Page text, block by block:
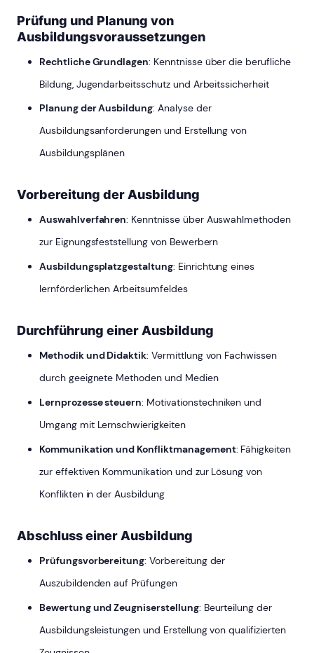
Prüfung und Planung von
Ausbildungsvoraussetzungen
Rechtliche Grundlagen: Kenntnisse über die berufliche
Bildung, Jugendarbeitsschutz und Arbeitssicherheit
Planung der Ausbildung: Analyse der
Ausbildungsanforderungen und Erstellung von
Ausbildungsplänen
Vorbereitung der Ausbildung
Auswahlverfahren: Kenntnisse über Auswahlmethoden
zur Eignungsfeststellung von Bewerbern
Ausbildungsplatzgestaltung: Einrichtung eines
lernförderlichen Arbeitsumfeldes
Durchführung einer Ausbildung
Methodik und Didaktik: Vermittlung von Fachwissen
durch geeignete Methoden und Medien
Lernprozesse steuern: Motivationstechniken und
Umgang mit Lernschwierigkeiten
Kommunikation und Konfliktmanagement: Fähigkeiten
zur effektiven Kommunikation und zur Lösung von
Konflikten in der Ausbildung
Abschluss einer Ausbildung
Prüfungsvorbereitung: Vorbereitung der
Auszubildenden auf Prüfungen
Bewertung und Zeugniserstellung: Beurteilung der
Ausbildungsleistungen und Erstellung von qualifizierten